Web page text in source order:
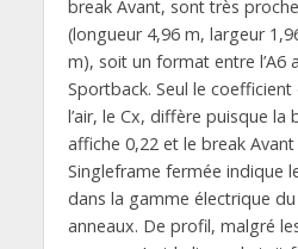
break Avant, sont très
(longueur 4,96 m, largeur
m), soit un format entre l’A6
Sportback. Seul le
l’air, le Cx, diffère puisque la
affiche 0,22 et le break
Singleframe fermée indique
dans la gamme électrique
anneaux. De profil, malgré